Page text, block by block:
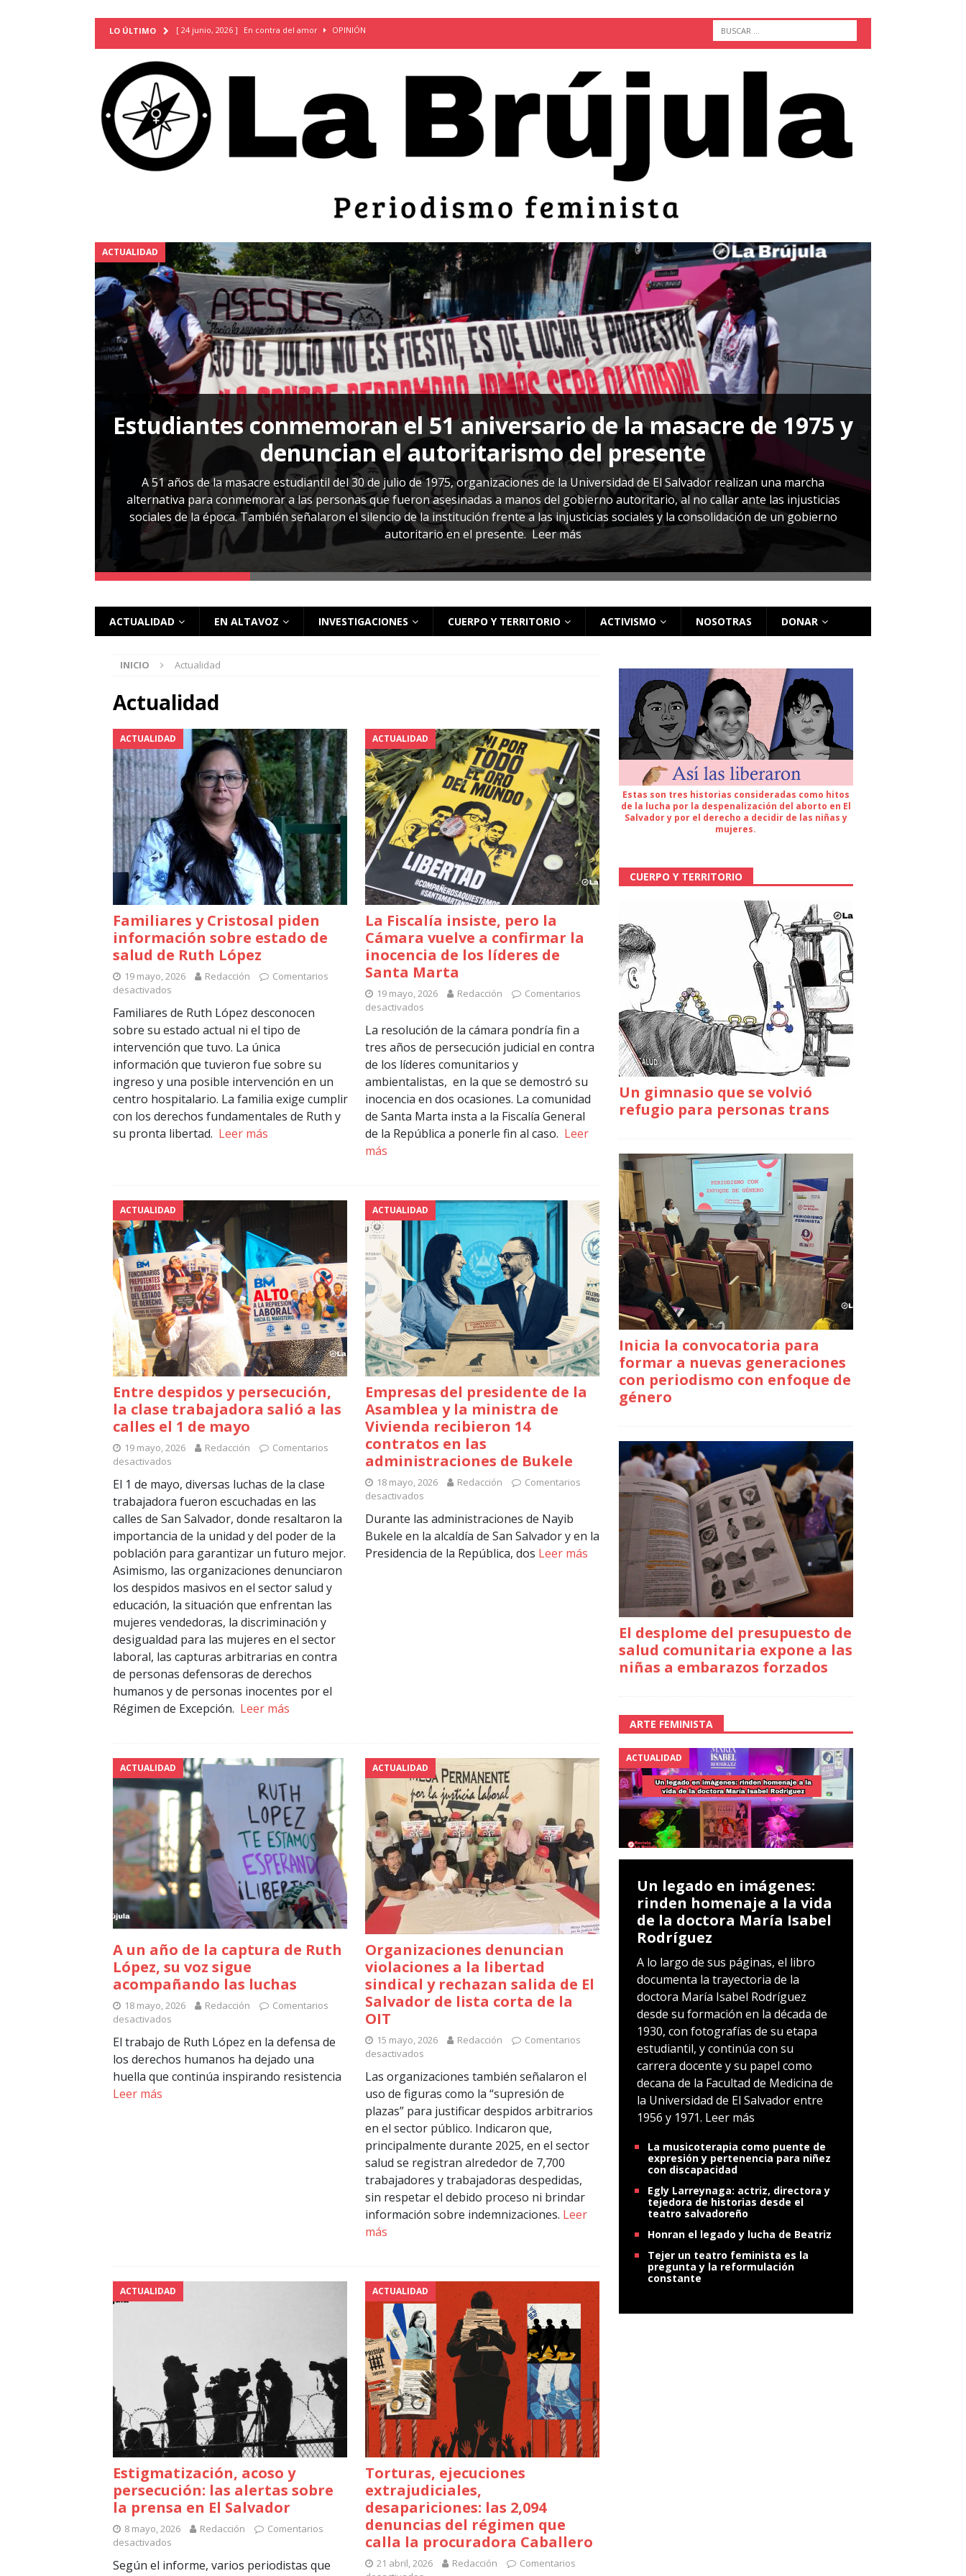
LO ÚLTIMO [ 24 junio, 2026 ] En contra del amor OPINIÓN
TERRITORIO
[ 21 febrero, 2026 ] Cuando la prevención de embarazos en niñas y adolescentes desaparece del territorio
INVESTIGACIONES
[ 31 julio, 2026 ] Estudiantes conmemoran el 51 aniversario de la masacre de 1975 y denuncian el
Piden mantener la libertad provisional de Sandra Leticia Hernández: víctima del régimen de
[ 28 julio, 2026 ] ARENA y FMLN apuestan por mujeres en sus fórmulas presidenciales para 2027
ACTUALIDAD
[ 24 julio, 2026 ] A María Hildaura le falló el Estado OPINIÓN
[ 28 julio, 2026 ] Más allá de los casos: cómo entender el VIH en El Salvador ACTUALIDAD
ACTUALIDAD
Estudiantes conmemoran el 51 aniversario de la masacre de 1975 y
denuncian el autoritarismo del presente
A 51 años de la masacre estudiantil del 30 de julio de 1975, organizaciones de la Universidad de El Salvador realizan una marcha
alternativa para conmemorar a las personas que fueron asesinadas a manos del gobierno autoritario, al no callar ante las injusticias
sociales de la época. También señalaron el silencio de la institución frente a las injusticias sociales y la consolidación de un gobierno
autoritario en el presente.Leer más
ACTUALIDAD EN ALTAVOZ INVESTIGACIONES CUERPO Y TERRITORIO ACTIVISMO NOSOTRAS DONAR
INICIO Actualidad
Actualidad
ACTUALIDAD
Familiares y Cristosal piden
información sobre estado de
salud de Ruth López
19 mayo, 2026 Redacción
Comentarios
desactivados
Familiares de Ruth López desconocen
sobre su estado actual ni el tipo de
intervención que tuvo. La única
información que tuvieron fue sobre su
ingreso y una posible intervención en un
centro hospitalario. La familia exige cumplir
con los derechos fundamentales de Ruth y
su pronta libertad. Leer más
ACTUALIDAD
La Fiscalía insiste, pero la
Cámara vuelve a confirmar la
inocencia de los líderes de
Santa Marta
19 mayo, 2026 Redacción
Comentarios
desactivados
La resolución de la cámara pondría fin a
tres años de persecución judicial en contra
de los líderes comunitarios y
ambientalistas, en la que se demostró su
inocencia en dos ocasiones. La comunidad
de Santa Marta insta a la Fiscalía General
de la República a ponerle fin al caso. Leer
más
ACTUALIDAD
Entre despidos y persecución,
la clase trabajadora salió a las
calles el 1 de mayo
19 mayo, 2026 Redacción
Comentarios
desactivados
El 1 de mayo, diversas luchas de la clase
trabajadora fueron escuchadas en las
calles de San Salvador, donde resaltaron la
importancia de la unidad y del poder de la
población para garantizar un futuro mejor.
Asimismo, las organizaciones denunciaron
los despidos masivos en el sector salud y
educación, la situación que enfrentan las
mujeres vendedoras, la discriminación y
desigualdad para las mujeres en el sector
laboral, las capturas arbitrarias en contra
de personas defensoras de derechos
humanos y de personas inocentes por el
Régimen de Excepción. Leer más
ACTUALIDAD
Empresas del presidente de la
Asamblea y la ministra de
Vivienda recibieron 14
contratos en las
administraciones de Bukele
18 mayo, 2026 Redacción
Comentarios
desactivados
Durante las administraciones de Nayib
Bukele en la alcaldía de San Salvador y en la
Presidencia de la República, dos Leer más
ACTUALIDAD
A un año de la captura de Ruth
López, su voz sigue
acompañando las luchas
18 mayo, 2026 Redacción
Comentarios
desactivados
El trabajo de Ruth López en la defensa de
los derechos humanos ha dejado una
huella que continúa inspirando resistencia
Leer más
ACTUALIDAD
Organizaciones denuncian
violaciones a la libertad
sindical y rechazan salida de El
Salvador de lista corta de la
OIT
15 mayo, 2026 Redacción
Comentarios
desactivados
Las organizaciones también señalaron el
uso de figuras como la “supresión de
plazas” para justificar despidos arbitrarios
en el sector público. Indicaron que,
principalmente durante 2025, en el sector
salud se registran alrededor de 7,700
trabajadores y trabajadoras despedidas,
sin respetar el debido proceso ni brindar
información sobre indemnizaciones. Leer
más
ACTUALIDAD
Estigmatización, acoso y
persecución: las alertas sobre
la prensa en El Salvador
8 mayo, 2026 Redacción
Comentarios
desactivados
Según el informe, varios periodistas que
ACTUALIDAD
Torturas, ejecuciones
extrajudiciales,
desapariciones: las 2,094
denuncias del régimen que
calla la procuradora Caballero
21 abril, 2026 Redacción
Comentarios
Estas son tres historias consideradas como hitos
de la lucha por la despenalización del aborto en El
Salvador y por el derecho a decidir de las niñas y
mujeres.
CUERPO Y TERRITORIO
Un gimnasio que se volvió
refugio para personas trans
Inicia la convocatoria para
formar a nuevas generaciones
con periodismo con enfoque de
género
El desplome del presupuesto de
salud comunitaria expone a las
niñas a embarazos forzados
ARTE FEMINISTA
ACTUALIDAD
Un legado en imágenes:
rinden homenaje a la vida
de la doctora María Isabel
Rodríguez
A lo largo de sus páginas, el libro
documenta la trayectoria de la
doctora María Isabel Rodríguez
desde su formación en la década de
1930, con fotografías de su etapa
estudiantil, y continúa con su
carrera docente y su papel como
decana de la Facultad de Medicina de
la Universidad de El Salvador entre
1956 y 1971. Leer más
La musicoterapia como puente de
expresión y pertenencia para niñez
con discapacidad
Egly Larreynaga: actriz, directora y
tejedora de historias desde el
teatro salvadoreño
Honran el legado y lucha de Beatriz
Tejer un teatro feminista es la
pregunta y la reformulación
constante